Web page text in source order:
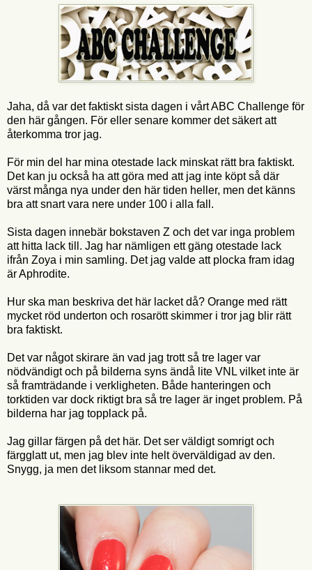
Jaha, då var det faktiskt sista dagen i vårt ABC Challenge för
den här gången. För eller senare kommer det säkert att
återkomma tror jag.
För min del har mina otestade lack minskat rätt bra faktiskt.
Det kan ju också ha att göra med att jag inte köpt så där
värst många nya under den här tiden heller, men det känns
bra att snart vara nere under 100 i alla fall.
Sista dagen innebär bokstaven Z och det var inga problem
att hitta lack till. Jag har nämligen ett gäng otestade lack
ifrån Zoya i min samling. Det jag valde att plocka fram idag
är Aphrodite.
Hur ska man beskriva det här lacket då? Orange med rätt
mycket röd underton och rosarött skimmer i tror jag blir rätt
bra faktiskt.
Det var något skirare än vad jag trott så tre lager var
nödvändigt och på bilderna syns ändå lite VNL vilket inte är
så framträdande i verkligheten. Både hanteringen och
torktiden var dock riktigt bra så tre lager är inget problem. På
bilderna har jag topplack på.
Jag gillar färgen på det här. Det ser väldigt somrigt och
färgglatt ut, men jag blev inte helt överväldigad av den.
Snygg, ja men det liksom stannar med det.